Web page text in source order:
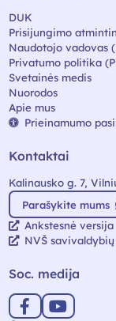
DUK
Prisijungimo
Naudotojo vadovas
Privatumo politika
Svetainės medis
Nuorodos
Apie mus
Prieinamumo
Kontaktai
Kalinausko g. 7,
Parašykite mums
Ankstesnė versija
NVŠ
Soc. medija